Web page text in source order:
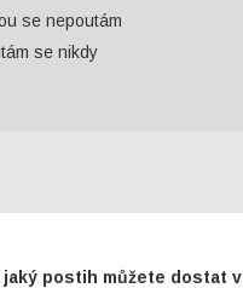
se nepoutám
se nikdy
jaký postih můžete dostat v